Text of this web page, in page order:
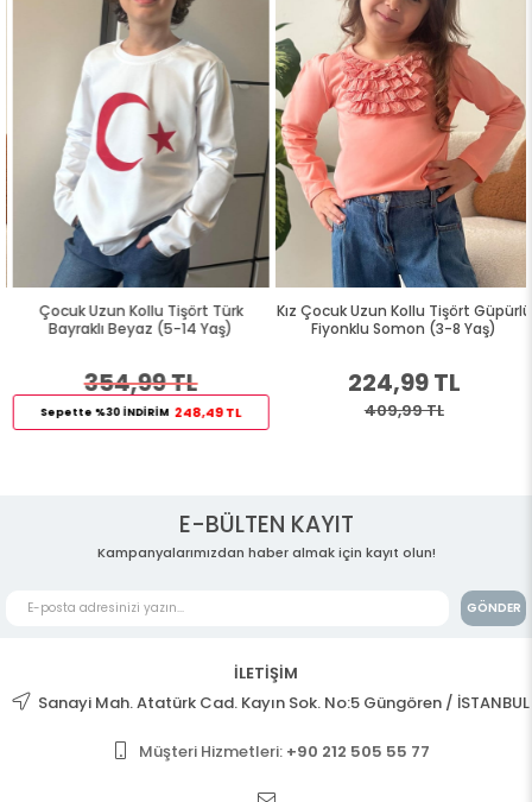
Çocuk Uzun Kollu Tişört Türk
Bayraklı Beyaz (5-14 Yaş)
354,99 TL
Sepette %30 İNDİRİM 248,49 TL
Kız Çocuk Uzun Kollu Tişört Güpürlü
Fiyonklu Somon (3-8 Yaş)
224,99 TL
409,99 TL
E-BÜLTEN KAYIT
Kampanyalarımızdan haber almak için kayıt olun!
GÖNDER
İLETİŞİM
Sanayi Mah. Atatürk Cad. Kayın Sok. No:5 Güngören / İSTANBUL
Müşteri Hizmetleri: +90 212 505 55 77